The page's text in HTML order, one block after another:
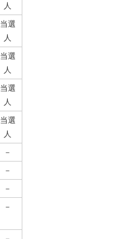
人
当選
人
当選
人
当選
人
当選
人
－
－
－
－